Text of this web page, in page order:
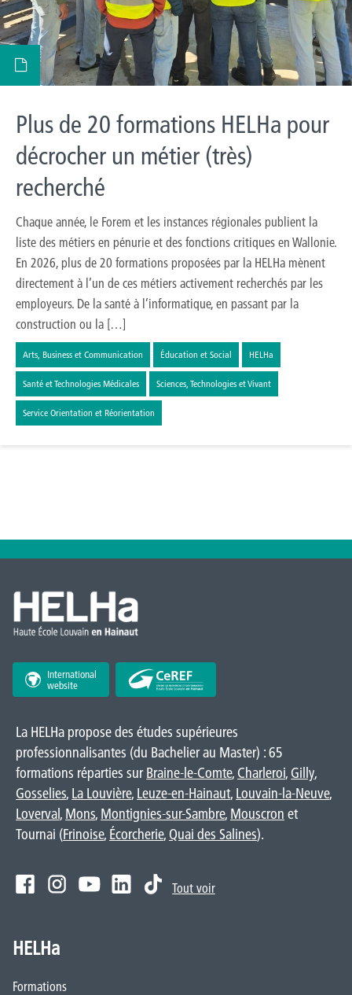
Plus de 20 formations HELHa pour
décrocher un métier (très)
recherché
Chaque année, le Forem et les instances régionales publient la
liste des métiers en pénurie et des fonctions critiques en Wallonie.
En 2026, plus de 20 formations proposées par la HELHa mènent
directement à l’un de ces métiers activement recherchés par les
employeurs. De la santé à l’informatique, en passant par la
construction ou la […]
Arts, Business et Communication Éducation et Social HELHa
Santé et Technologies Médicales Sciences, Technologies et Vivant
Service Orientation et Réorientation
International
website
La HELHa propose des études supérieures
professionnalisantes (du Bachelier au Master) : 65
formations réparties surBraine-le-Comte, Charleroi, Gilly,
Gosselies, La Louvière, Leuze-en-Hainaut, Louvain-la-Neuve,
Loverval, Mons, Montignies-sur-Sambre, Mouscron et
Tournai (Frinoise, Écorcherie, Quai des Salines).
Tout voir
HELHa
Formations